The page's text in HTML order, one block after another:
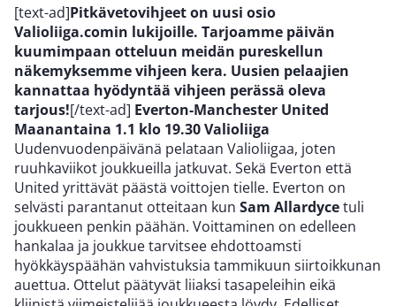
[text-ad]Pitkävetovihjeet on uusi osio
Valioliiga.comin lukijoille. Tarjoamme päivän
kuumimpaan otteluun meidän pureskellun
näkemyksemme vihjeen kera. Uusien pelaajien
kannattaa hyödyntää vihjeen perässä oleva
tarjous![/text-ad] Everton-Manchester United
Maanantaina 1.1 klo 19.30Valioliiga
Uudenvuodenpäivänä pelataan Valioliigaa, joten
ruuhkaviikot joukkueilla jatkuvat. Sekä Everton että
United yrittävät päästä voittojen tielle. Everton on
selvästi parantanut otteitaan kun Sam Allardycetuli
joukkueen penkin päähän. Voittaminen on edelleen
hankalaa ja joukkue tarvitsee ehdottoamsti
hyökkäyspäähän vahvistuksia tammikuun siirtoikkunan
auettua. Ottelut päätyvät liiaksi tasapeleihin eikä